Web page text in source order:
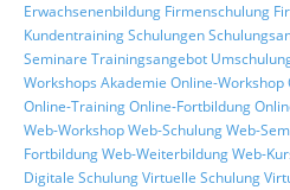
Erwachsenenbildung Firmenschulung
KundentrainingSchulungen
Seminare Trainingsangebot
Workshops Akademie Online-Workshop
Online-TrainingOnline-Fortbildung
Web-WorkshopWeb-SchulungWeb-
FortbildungWeb-WeiterbildungWeb-
Digitale SchulungVirtuelle Schulung